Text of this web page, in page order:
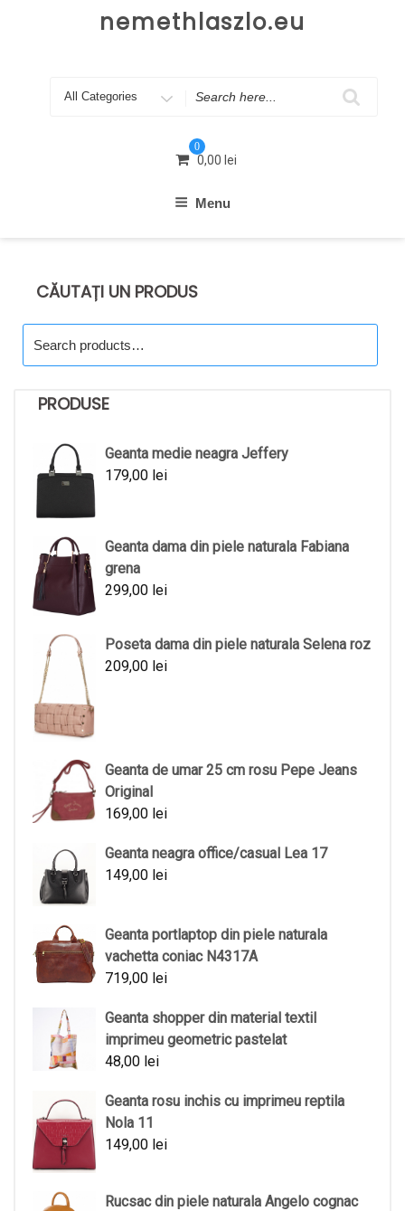
nemethlaszlo.eu
Search
0
0,00 lei
Menu
CĂUTAȚI UN PRODUS
for:
PRODUSE
Geanta medie neagra Jeffery
179,00 lei
Geanta dama din piele naturala Fabiana
grena
299,00 lei
Poseta dama din piele naturala Selena roz
209,00 lei
Geanta de umar 25 cm rosu Pepe Jeans
Original
169,00 lei
Geanta neagra office/casual Lea 17
149,00 lei
Geanta portlaptop din piele naturala
vachetta coniac N4317A
719,00 lei
Geanta shopper din material textil
imprimeu geometric pastelat
48,00 lei
Geanta rosu inchis cu imprimeu reptila
Nola 11
149,00 lei
Rucsac din piele naturala Angelo cognac